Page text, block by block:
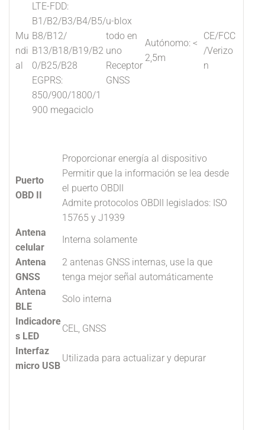
Mu
ndi
al
LTE-FDD:
B1/B2/B3/B4/B5/
B8/B12/
B13/B18/B19/B2
0/B25/B28
EGPRS:
850/900/1800/1
900 megaciclo
u-blox
todo en
uno
Receptor
GNSS
Autónomo: <
2,5m
CE/FCC
/Verizo
n
Puerto
OBD II
Proporcionar energía al dispositivo
Permitir que la información se lea desde
el puerto OBDII
Admite protocolos OBDII legislados: ISO
15765 y J1939
Antena
celular
Interna solamente
Antena
GNSS
2 antenas GNSS internas, use la que
tenga mejor señal automáticamente
Antena
BLE
Solo interna
Indicadore
s LED
CEL, GNSS
Interfaz
micro USB
Utilizada para actualizar y depurar